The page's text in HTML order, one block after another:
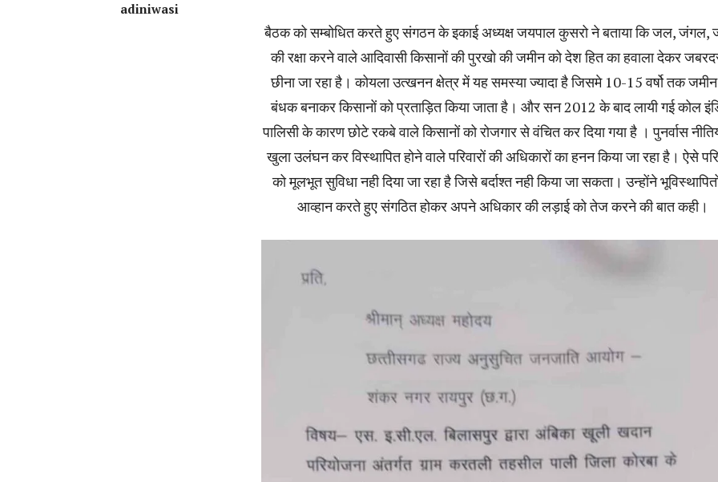
adiniwasi
बैठक को सम्बोधित करते हुए संगठन के इकाई अध्यक्ष जयपाल कुसरो ने बताया कि जल, जंगल,
की रक्षा करने वाले आदिवासी किसानों की पुरखो की जमीन को देश हित का हवाला देकर
छीना जा रहा है। कोयला उत्खनन क्षेत्र में यह समस्या ज्यादा है जिसमे 10-15 वर्षो तक
बंधक बनाकर किसानों को प्रताड़ित किया जाता है। और सन 2012 के बाद लायी गई कोल
पालिसी के कारण छोटे रकबे वाले किसानों को रोजगार से वंचित कर दिया गया है । पुनर्वास
खुला उलंघन कर विस्थापित होने वाले परिवारों की अधिकारों का हनन किया जा रहा है। ऐसे
को मूलभूत सुविधा नही दिया जा रहा है जिसे बर्दाश्त नही किया जा सकता। उन्होंने
आव्हान करते हुए संगठित होकर अपने अधिकार की लड़ाई को तेज करने की बात कही।